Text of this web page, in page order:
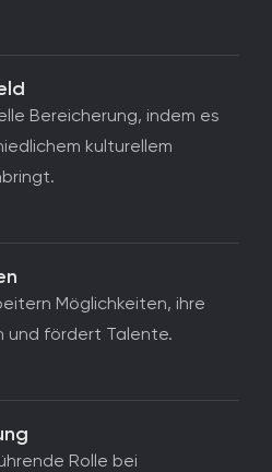
Bereicherung, indem es
kulturellem
Möglichkeiten, ihre
und fördert Talente.
Rolle bei